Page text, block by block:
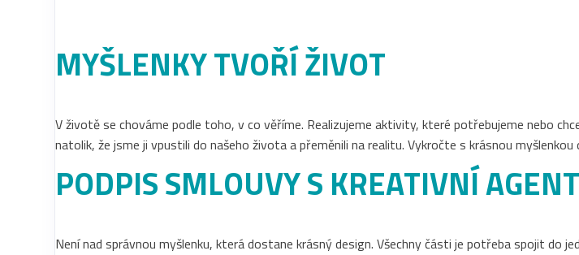
MYŠLENKY TVOŘÍ ŽIVOT
V životě se chováme podle toho, v co věříme. Realizujeme aktivity, které potřebujeme nebo
natolik, že jsme ji vpustili do našeho života a přeměnili na realitu. Vykročte s krásnou
PODPIS SMLOUVY S KREATIVNÍ
Není nad správnou myšlenku, která dostane krásný design. Všechny části je potřeba spojit do